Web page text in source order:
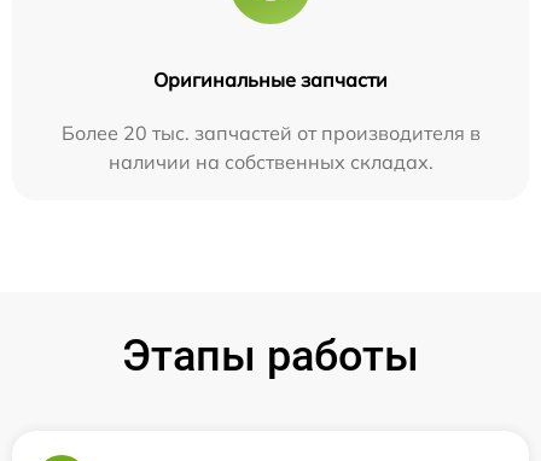
Оригинальные запчасти
Более 20 тыс. запчастей от производителя в
наличии на собственных складах.
Этапы работы